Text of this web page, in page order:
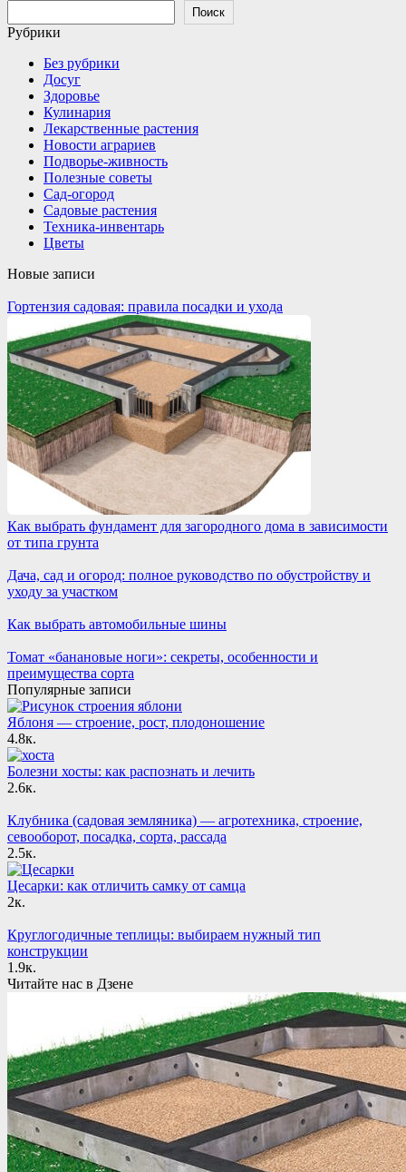
Поиск
Рубрики
Без рубрики
Досуг
Здоровье
Кулинария
Лекарственные растения
Новости аграриев
Подворье-живность
Полезные советы
Сад-огород
Садовые растения
Техника-инвентарь
Цветы
Новые записи
Гортензия садовая: правила посадки и ухода
Как выбрать фундамент для загородного дома в зависимости
от типа грунта
Дача, сад и огород: полное руководство по обустройству и
уходу за участком
Как выбрать автомобильные шины
Томат «банановые ноги»: секреты, особенности и
преимущества сорта
Популярные записи
Яблоня — строение, рост, плодоношение
4.8к.
Болезни хосты: как распознать и лечить
2.6к.
Клубника (садовая земляника) — агротехника, строение,
севооборот, посадка, сорта, рассада
2.5к.
Цесарки: как отличить самку от самца
2к.
Круглогодичные теплицы: выбираем нужный тип
конструкции
1.9к.
Читайте нас в Дзене